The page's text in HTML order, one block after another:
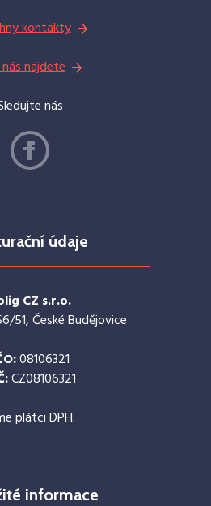
kontakty
najdete
nás
údaje
CZ s.r.o.
51, České Budějovice
08106321
CZ08106321
plátci DPH.
informace